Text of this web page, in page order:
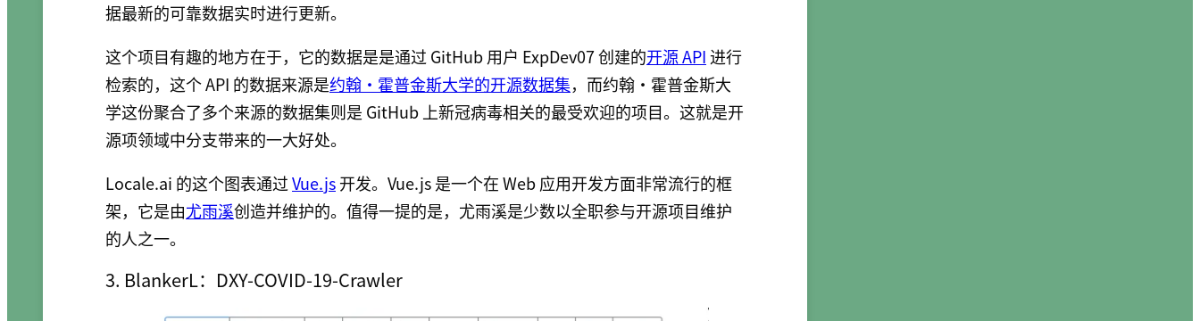
据最新的可靠数据实时进行更新。
这个项目有趣的地方在于，它的数据是是通过 GitHub 用户 ExpDev07 创建的开源 API进行
检索的，这个 API 的数据来源是约翰·霍普金斯大学的开源数据集，而约翰·霍普金斯大
学这份聚合了多个来源的数据集则是 GitHub 上新冠病毒相关的最受欢迎的项目。这就是开
源项领域中分支带来的一大好处。
Locale.ai 的这个图表通过Vue.js开发。Vue.js 是一个在 Web 应用开发方面非常流行的框
架，它是由尤雨溪创造并维护的。值得一提的是，尤雨溪是少数以全职参与开源项目维护
的人之一。
3. BlankerL：DXY-COVID-19-Crawler